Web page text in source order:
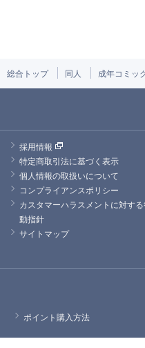
総合トップ 同人 成年コミッ
採用情報
特定商取引法に基づく表示
個人情報の取扱いについて
コンプライアンスポリシー
カスタマーハラスメントに対す
動指針
サイトマップ
ポイント購入方法